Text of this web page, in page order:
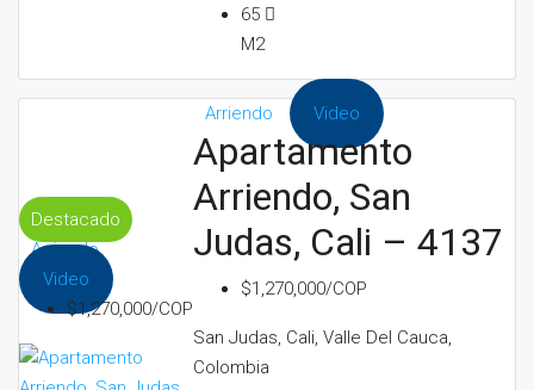
65
M2
Destacado
Arriendo
Video
$1,270,000/COP
Arriendo Video
Apartamento
Arriendo, San
Judas, Cali – 4137
$1,270,000/COP
San Judas, Cali, Valle Del Cauca,
Colombia